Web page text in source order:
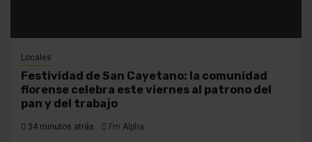
Locales
Festividad de San Cayetano: la comunidad
florense celebra este viernes al patrono del
pan y del trabajo
34 minutos atrás Fm Alpha